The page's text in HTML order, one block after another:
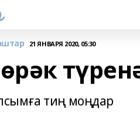
21 ЯНВАРЯ 2020, 05:30
тиң моңдар